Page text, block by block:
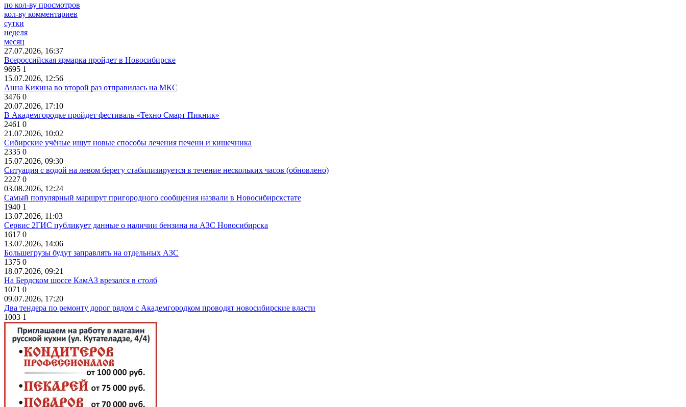
по кол-ву просмотров
кол-ву комментариев
сутки
неделя
месяц
27.07.2026, 16:37
Всероссийская ярмарка пройдет в Новосибирске
9695 1
15.07.2026, 12:56
Анна Кикина во второй раз отправилась на МКС
3476 0
20.07.2026, 17:10
В Академгородке пройдет фестиваль «Техно Смарт Пикник»
2461 0
21.07.2026, 10:02
Сибирские учёные ищут новые способы лечения печени и кишечника
2335 0
15.07.2026, 09:30
Ситуация с водой на левом берегу стабилизируется в течение нескольких часов (обновлено)
2227 0
03.08.2026, 12:24
Самый популярный маршрут пригородного сообщения назвали в Новосибирскстате
1940 1
13.07.2026, 11:03
Сервис 2ГИС публикует данные о наличии бензина на АЗС Новосибирска
1617 0
13.07.2026, 14:06
Большегрузы будут заправлять на отдельных АЗС
1375 0
18.07.2026, 09:21
На Бердском шоссе КамАЗ врезался в столб
1071 0
09.07.2026, 17:20
Два тендера по ремонту дорог рядом с Академгородком проводят новосибирские власти
1003 1